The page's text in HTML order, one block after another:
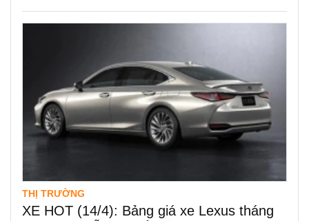
THỊ TRƯỜNG
XE HOT (14/4): Bảng giá xe Lexus tháng